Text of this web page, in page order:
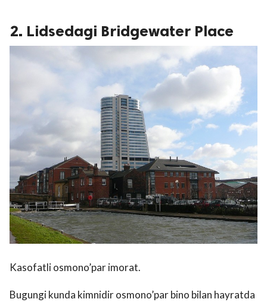
2. Lidsedagi Bridgewater Place
Kasofatli osmono’par imorat.
Bugungi kunda kimnidir osmono’par bino bilan hayratda